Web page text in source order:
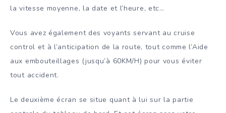
la vitesse moyenne, la date et l’heure, etc…
Vous avez également des voyants servant au cruise
control et à l’anticipation de la route, tout comme l’Aide
aux embouteillages (jusqu’à 60KM/H) pour vous éviter
tout accident.
Le deuxième écran se situe quant à lui sur la partie